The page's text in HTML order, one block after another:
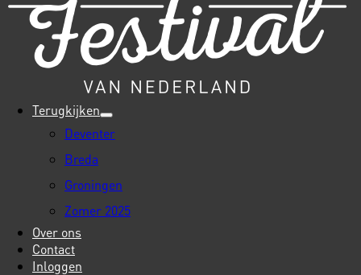
Terugkijken
Deventer
Breda
Groningen
Zomer 2025
Over ons
Contact
Inloggen